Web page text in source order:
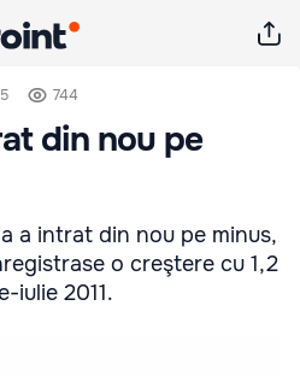
744
din nou pe
a intrat din nou pe minus,
o creştere cu 1,2
iulie 2011.